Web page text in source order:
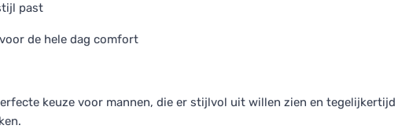
past
de hele dag comfort
keuze voor mannen, die er stijlvol uit willen zien en tegelijkertijd